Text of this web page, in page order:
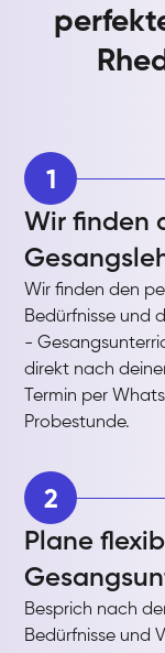
1
Wir finden
Wir finden den
Bedürfnisse und
-
direkt nach
Termin per
Probestunde.
2
Plane
Besprich nach
Bedürfnisse und